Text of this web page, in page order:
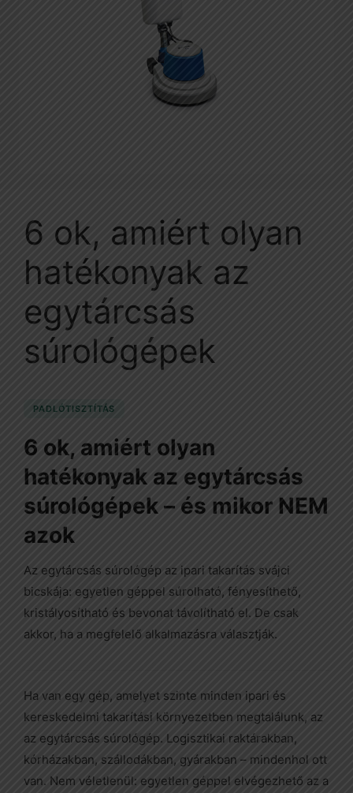
6 ok, amiért olyan
hatékonyak az
egytárcsás
súrológépek
PADLÓTISZTÍTÁS
6 ok, amiért olyan
hatékonyak az egytárcsás
súrológépek – és mikor NEM
azok
Az egytárcsás súrológép az ipari takarítás svájci
bicskája: egyetlen géppel súrolható, fényesíthető,
kristályosítható és bevonat távolítható el. De csak
akkor, ha a megfelelő alkalmazásra választják.
Ha van egy gép, amelyet szinte minden ipari és
kereskedelmi takarítási környezetben megtalálunk, az
az egytárcsás súrológép. Logisztikai raktárakban,
kórházakban, szállodákban, gyárakban – mindenhol ott
van. Nem véletlenül: egyetlen géppel elvégezhető az a